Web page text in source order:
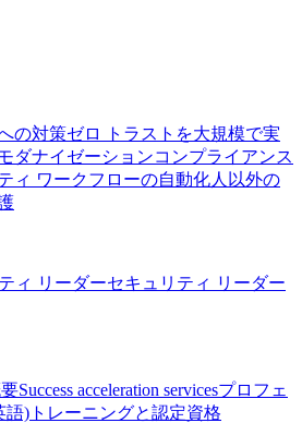
の対策ゼロ トラストを大規模で実
ダナイゼーションコンプライアンス
ィ ワークフローの自動化人以外の
ィ リーダーセキュリティ リーダー
Success acceleration servicesプロフェ
語) トレーニングと認定資格